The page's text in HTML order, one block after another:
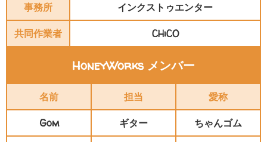
事務所
インクストゥエンター
共同作業者
CHiCO
HoneyWorks メンバー
名前 担当
愛称
Gom
ギター ちゃんゴム